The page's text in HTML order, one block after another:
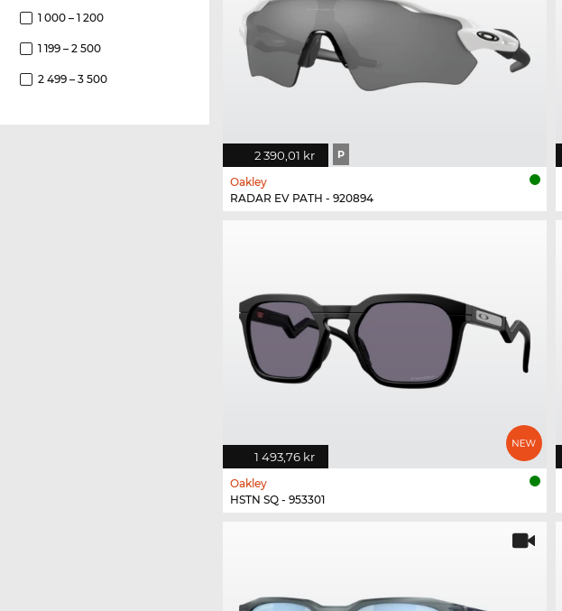
1 000 – 1 200
1 199 – 2 500
2 499 – 3 500
2 390,01 kr P
Oakley
RADAR EV PATH - 920894
1 493,76 kr
Oakley
HSTN SQ - 953301